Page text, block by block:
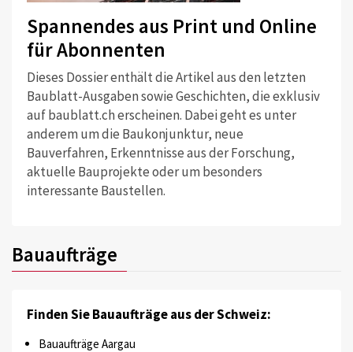
Spannendes aus Print und Online
für Abonnenten
Dieses Dossier enthält die Artikel aus den letzten
Baublatt-Ausgaben sowie Geschichten, die exklusiv
auf baublatt.ch erscheinen. Dabei geht es unter
anderem um die Baukonjunktur, neue
Bauverfahren, Erkenntnisse aus der Forschung,
aktuelle Bauprojekte oder um besonders
interessante Baustellen.
Bauaufträge
Finden Sie Bauaufträge aus der Schweiz:
Bauaufträge Aargau